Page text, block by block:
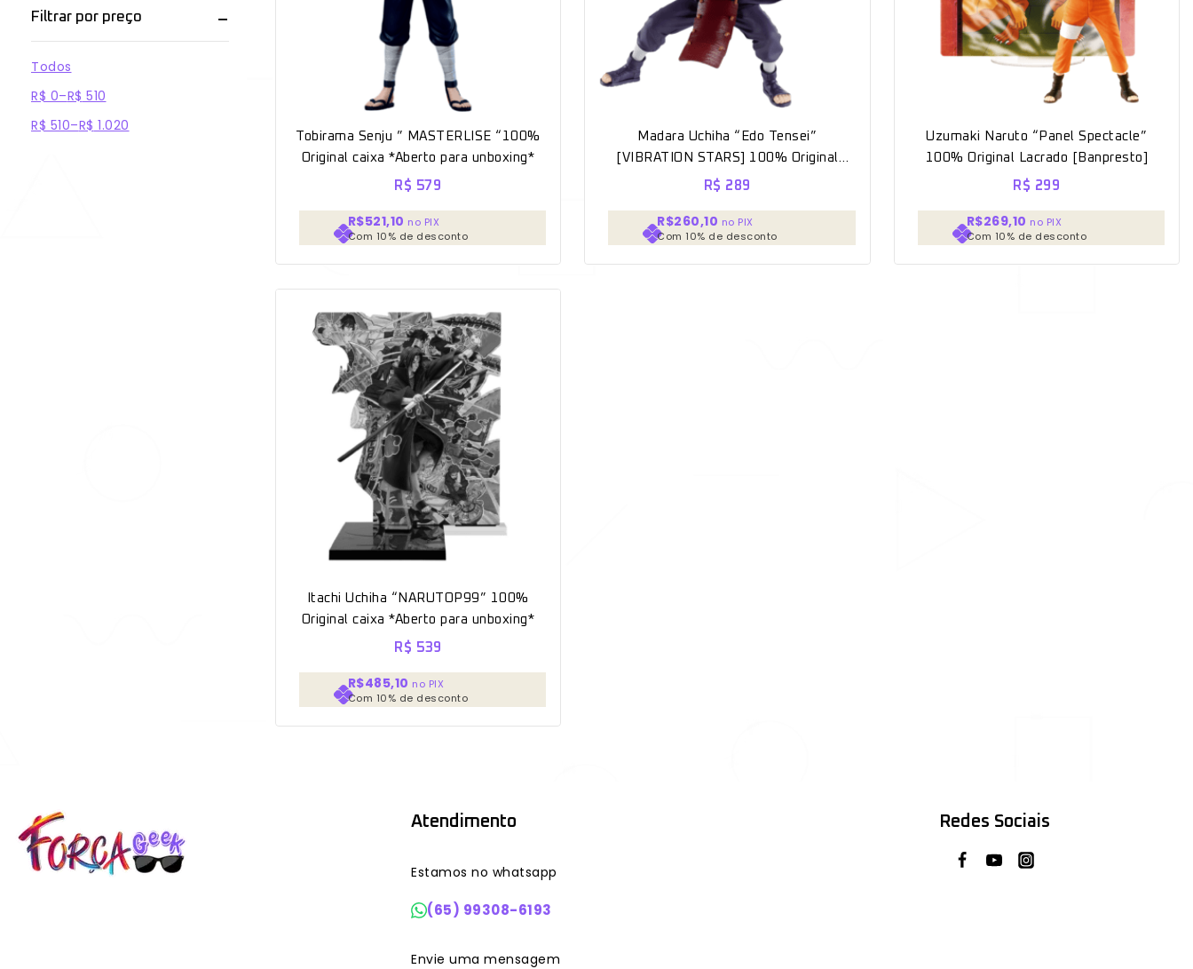
Tobirama Senju ” MASTERLISE “100%
Original caixa *Aberto para unboxing*
R$ 579
R$521,10 no PIX
Com 10% de desconto
Madara Uchiha “Edo Tensei”
[VIBRATION STARS] 100% Original
Banpresto
R$ 289
R$260,10 no PIX
Com 10% de desconto
Uzumaki Naruto “Panel Spectacle”
100% Original Lacrado [Banpresto]
R$ 299
R$269,10 no PIX
Com 10% de desconto
Itachi Uchiha “NARUTOP99” 100%
Original caixa *Aberto para unboxing*
R$ 539
R$485,10 no PIX
Com 10% de desconto
Filtrar por preço
Todos
R$ 0–R$ 510
R$ 510–R$ 1.020
Atendimento
Estamos no whatsapp
(65) 99308-6193
Envie uma mensagem
Redes Sociais